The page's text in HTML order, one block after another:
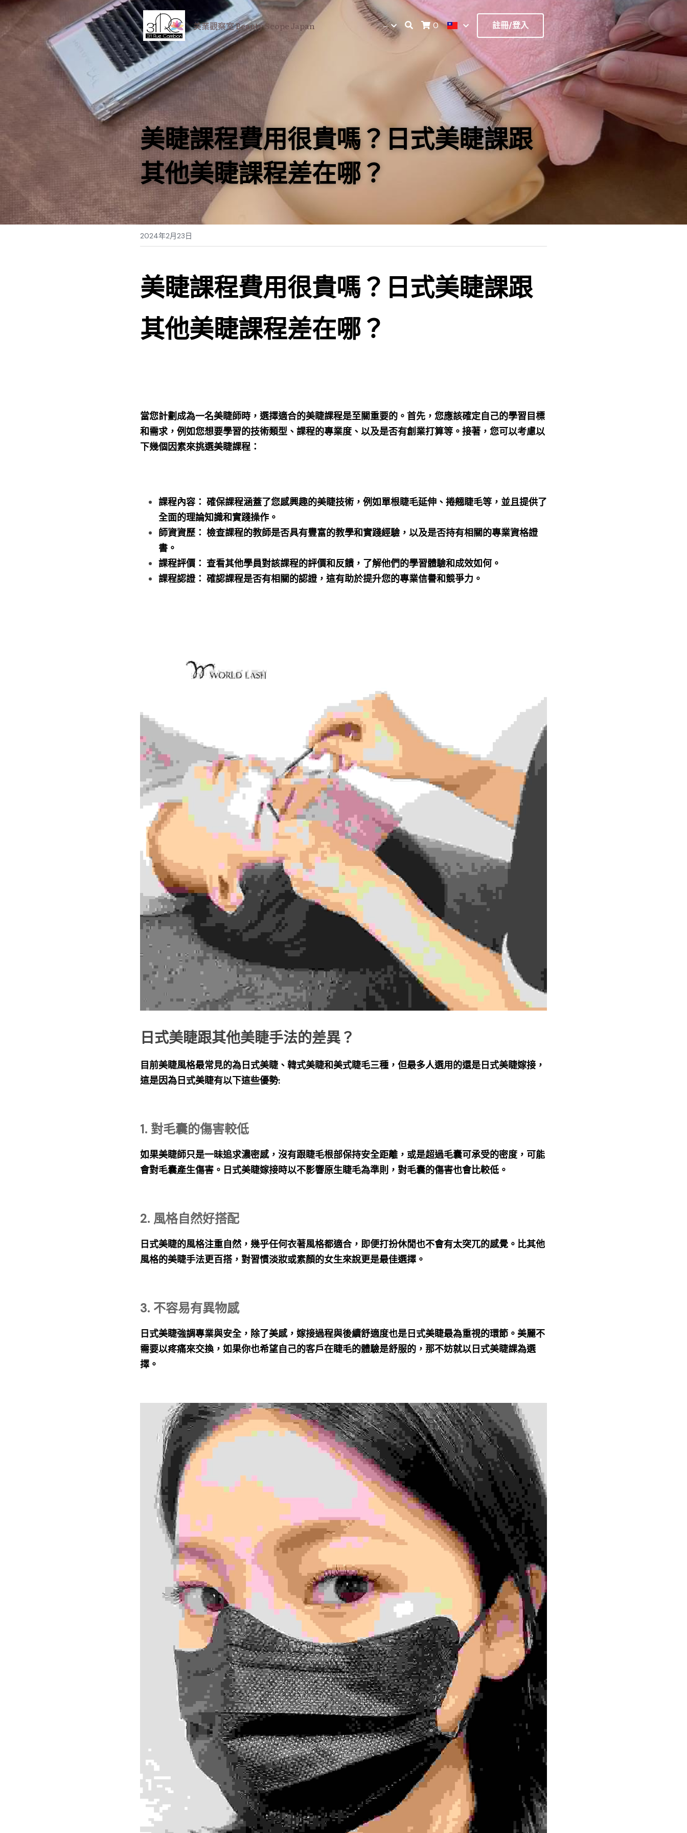
美業觀察室 Beauty Scope Japan … 0 註冊/登入
美睫課程費用很貴嗎？日式美睫課跟
其他美睫課程差在哪？
2024年2月23日
美睫課程費用很貴嗎？日式美睫課跟
其他美睫課程差在哪？
當您計劃成為一名美睫師時，選擇適合的美睫課程是至關重要的。首先，您應該確定自己的學習目標
和需求，例如您想要學習的技術類型、課程的專業度、以及是否有創業打算等。接著，您可以考慮以
下幾個因素來挑選美睫課程：
課程內容： 確保課程涵蓋了您感興趣的美睫技術，例如單根睫毛延伸、捲翹睫毛等，並且提供了
全面的理論知識和實踐操作。
師資資歷： 檢查課程的教師是否具有豐富的教學和實踐經驗，以及是否持有相關的專業資格證
書。
課程評價： 查看其他學員對該課程的評價和反饋，了解他們的學習體驗和成效如何。
課程認證： 確認課程是否有相關的認證，這有助於提升您的專業信譽和競爭力。
日式美睫跟其他美睫手法的差異？
目前美睫風格最常見的為日式美睫、韓式美睫和美式睫毛三種，但最多人選用的還是日式美睫嫁接，
這是因為日式美睫有以下這些優勢:
1. 對毛囊的傷害較低
如果美睫師只是一昧追求濃密感，沒有跟睫毛根部保持安全距離，或是超過毛囊可承受的密度，可能
會對毛囊產生傷害。日式美睫嫁接時以不影響原生睫毛為準則，對毛囊的傷害也會比較低。
2. 風格自然好搭配
日式美睫的風格注重自然，幾乎任何衣著風格都適合，即便打扮休閒也不會有太突兀的感覺。比其他
風格的美睫手法更百搭，對習慣淡妝或素顏的女生來說更是最佳選擇。
3. 不容易有異物感
日式美睫強調專業與安全，除了美感，嫁接過程與後續舒適度也是日式美睫最為重視的環節。美麗不
需要以疼痛來交換，如果你也希望自己的客戶在睫毛的體驗是舒服的，那不妨就以日式美睫課為選
擇。